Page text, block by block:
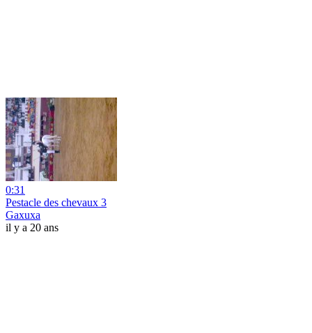
0:31
Pestacle des chevaux 3
Gaxuxa
il y a 20 ans